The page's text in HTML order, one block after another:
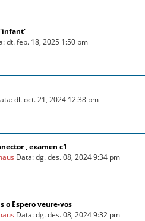
'infant'
dt. feb. 18, 2025 1:50 pm
dl. oct. 21, 2024 12:38 pm
, examen c1
Data: dg. des. 08, 2024 9:34 pm
o Espero veure-vos
Data: dg. des. 08, 2024 9:32 pm